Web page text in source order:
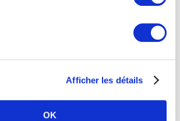
Afficher les détails
OK
3 min. de lecture